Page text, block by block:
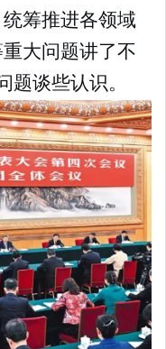
筹推进各领域
大问题讲了不
题谈些认识。